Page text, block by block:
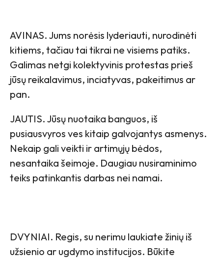
AVINAS. Jums norėsis lyderiauti, nurodinėti
kitiems, tačiau tai tikrai ne visiems patiks.
Galimas netgi kolektyvinis protestas prieš
jūsų reikalavimus, inciatyvas, pakeitimus ar
pan.
JAUTIS. Jūsų nuotaika banguos, iš
pusiausvyros ves kitaip galvojantys asmenys.
Nekaip gali veikti ir artimųjų bėdos,
nesantaika šeimoje. Daugiau nusiraminimo
teiks patinkantis darbas nei namai.
DVYNIAI. Regis, su nerimu laukiate žinių iš
užsienio ar ugdymo institucijos. Būkite